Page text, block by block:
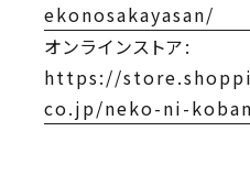
ekonosakayasan/
オンラインストア:
https://
co.jp/neko-ni-